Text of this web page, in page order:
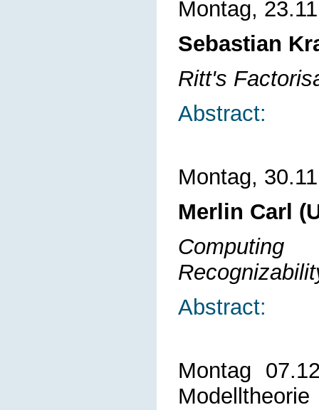
Montag,
Sebastian
Ritt's
Abstract:
Montag,
Merlin Carl
Abstract:
Montag
Modelltheorie